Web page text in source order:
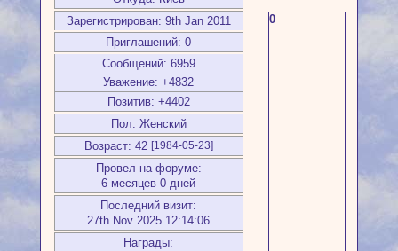
Зарегистрирован: 9th Jan 2011
Приглашений: 0
Сообщений: 6959
Уважение: +4832
Позитив: +4402
Пол: Женский
Возраст: 42 [1984-05-23]
Провел на форуме:
6 месяцев 0 дней
Последний визит:
27th Nov 2025 12:14:06
Награды:
0